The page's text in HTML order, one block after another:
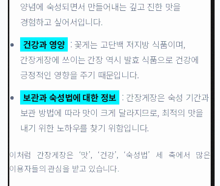
양념에 숙성되면서 만들어내는 깊고 진한 맛을
경험하고 싶어서입니다.
건강과 영양 : 꽃게는 고단백 저지방 식품이며,
간장게장에 쓰이는 간장 역시 발효 식품으로 건강에
긍정적인 영향을 주기 때문입니다.
보관과 숙성법에 대한 정보 : 간장게장은 숙성 기간과
보관 방법에 따라 맛이 크게 달라지므로, 최적의 맛을
내기 위한 노하우를 찾기 위함입니다.
이처럼 간장게장은 ‘맛’, ‘건강’, ‘숙성법’ 세 축에서 많은
이용자들의 관심을 받고 있습니다.